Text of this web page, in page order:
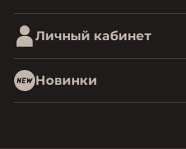
Личный кабинет
Новинки